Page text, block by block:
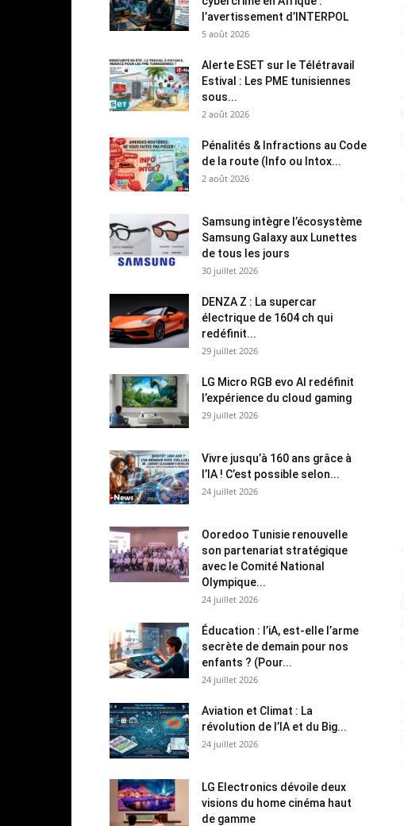
l’avertissement d’INTERPOL
5 août 2026
Alerte ESET sur le Télétravail
Estival : Les PME tunisiennes
sous...
2 août 2026
Pénalités & Infractions au Code
de la route (Info ou Intox...
2 août 2026
Samsung intègre l’écosystème
Samsung Galaxy aux Lunettes
de tous les jours
30 juillet 2026
DENZA Z : La supercar
électrique de 1604 ch qui
redéfinit...
29 juillet 2026
LG Micro RGB evo AI redéfinit
l’expérience du cloud gaming
29 juillet 2026
Vivre jusqu’à 160 ans grâce à
l’IA ! C’est possible selon...
24 juillet 2026
Ooredoo Tunisie renouvelle
son partenariat stratégique
avec le Comité National
Olympique...
24 juillet 2026
Éducation : l’iA, est-elle l’arme
secrète de demain pour nos
enfants ? (Pour...
24 juillet 2026
Aviation et Climat : La
révolution de l’IA et du Big...
24 juillet 2026
LG Electronics dévoile deux
visions du home cinéma haut
de gamme